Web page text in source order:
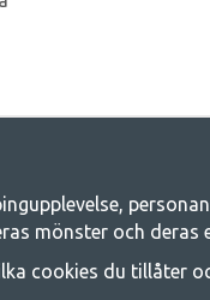
-
familjetält, husvagnstält
mönster och deras
cookies du tillåter